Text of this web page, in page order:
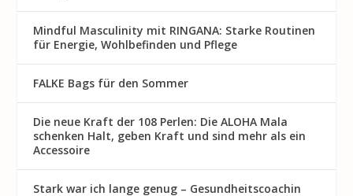
Mindful Masculinity mit RINGANA: Starke Routinen
für Energie, Wohlbefinden und Pflege
FALKE Bags für den Sommer
Die neue Kraft der 108 Perlen: Die ALOHA Mala
schenken Halt, geben Kraft und sind mehr als ein
Accessoire
Stark war ich lange genug – Gesundheitscoachin